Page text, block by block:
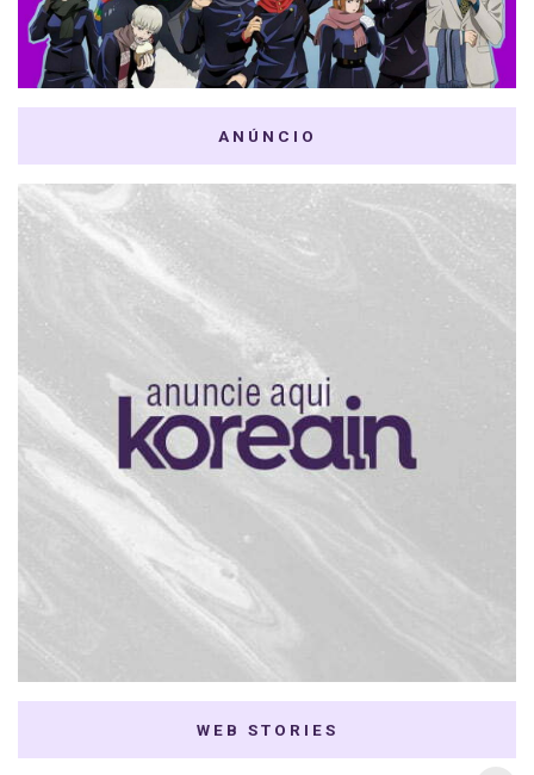
ANÚNCIO
WEB STORIES
7 K-dramas Enemies
to Lovers
Thai Dramas com
First e Khaotung